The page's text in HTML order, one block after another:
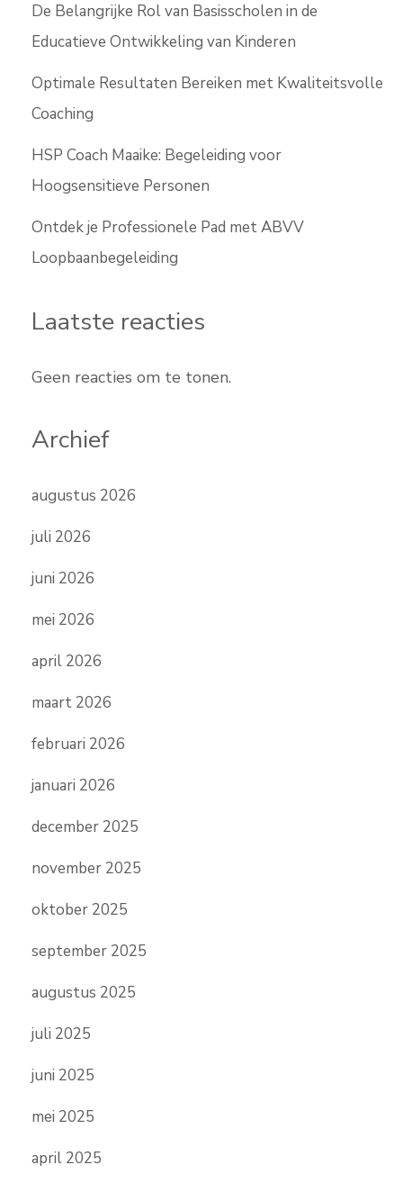
De Belangrijke Rol van Basisscholen in de
Educatieve Ontwikkeling van Kinderen
Optimale Resultaten Bereiken met Kwaliteitsvolle
Coaching
HSP Coach Maaike: Begeleiding voor
Hoogsensitieve Personen
Ontdek je Professionele Pad met ABVV
Loopbaanbegeleiding
Laatste reacties
Geen reacties om te tonen.
Archief
augustus 2026
juli 2026
juni 2026
mei 2026
april 2026
maart 2026
februari 2026
januari 2026
december 2025
november 2025
oktober 2025
september 2025
augustus 2025
juli 2025
juni 2025
mei 2025
april 2025